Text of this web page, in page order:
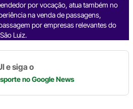
por vocação, atua também no
na venda de passagens,
por empresas relevantes do
Luiz.
e siga o
no Google News